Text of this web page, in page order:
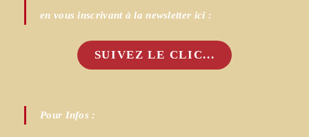
en vous inscrivant à la newsletter ici :
SUIVEZ LE CLIC...
Pour Infos :